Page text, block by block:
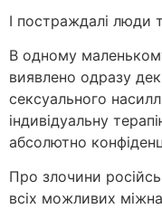
І постраждалі люди
В одному
виявлено одразу
сексуального
індивідуальну
абсолютно
Про злочини
всіх можливих